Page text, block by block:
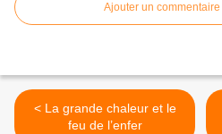
Ajouter un commentaire
< La grande chaleur et le
feu de l’enfer